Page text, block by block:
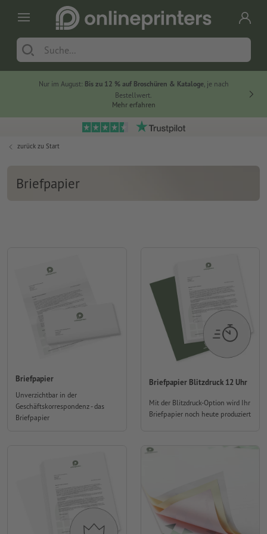
Nur im August: Bis zu 12 % auf Broschüren & Kataloge, je nach
Bestellwert.
Mehr erfahren
zurück zu Start
Briefpapier
Briefpapier
Unverzichtbar in der
Geschäftskorrespondenz - das
Briefpapier
Briefpapier Blitzdruck 12 Uhr
Mit der Blitzdruck-Option wird Ihr
Briefpapier noch heute produziert